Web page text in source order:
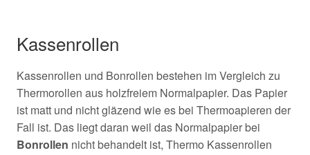
Kassenrollen
Kassenrollen und Bonrollen bestehen im Vergleich zu
Thermorollen aus holzfreiem Normalpapier. Das Papier
ist matt und nicht gläzend wie es bei Thermoapieren der
Fall ist. Das liegt daran weil das Normalpapier bei
Bonrollen nicht behandelt ist, Thermo Kassenrollen